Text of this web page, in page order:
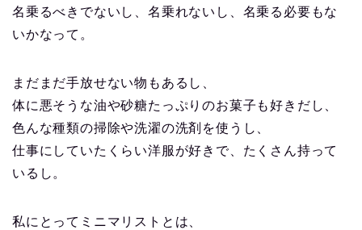
名乗るべきでないし、名乗れないし、名乗る必要もな
いかなって。
まだまだ手放せない物もあるし、
体に悪そうな油や砂糖たっぷりのお菓子も好きだし、
色んな種類の掃除や洗濯の洗剤を使うし、
仕事にしていたくらい洋服が好きで、たくさん持って
いるし。
私にとってミニマリストとは、